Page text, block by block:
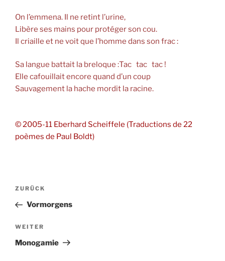
On l’emmena. Il ne retint l’urine,
Libère ses mains pour protéger son cou.
Il criaille et ne voit que l’homme dans son frac :
Sa langue battait la breloque :Tac tac tac !
Elle cafouillait encore quand d’un coup
Sauvagement la hache mordit la racine.
© 2005-11 Eberhard Scheiffele (Traductions de 22
poèmes de Paul Boldt)
Beitragsnavigation
Vorheriger
Beitrag
ZURÜCK
Vormorgens
Nächster
Beitrag
WEITER
Monogamie